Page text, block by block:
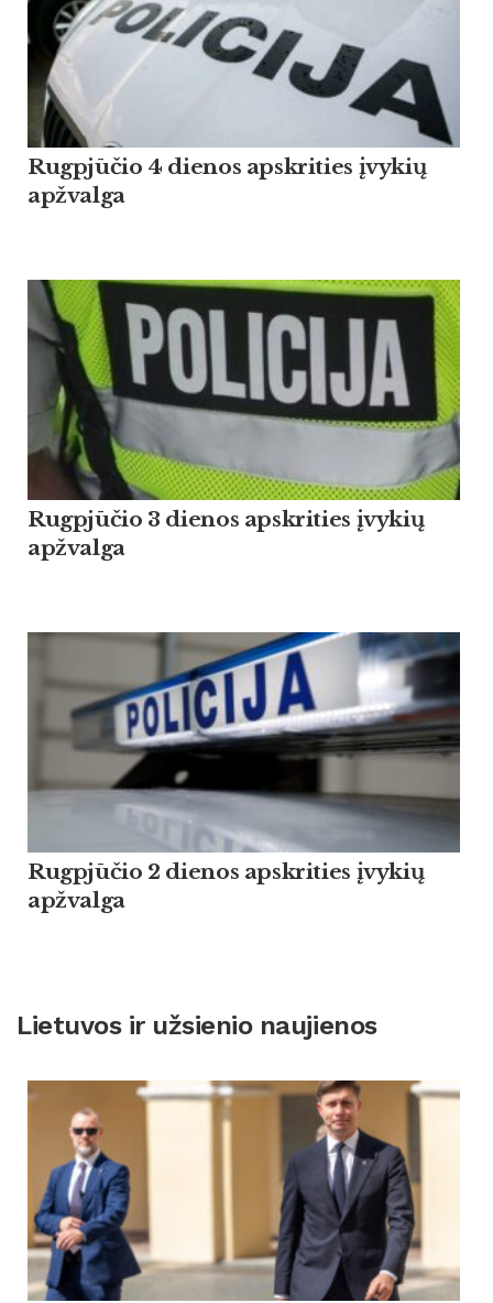
Rugpjūčio 4 dienos apskrities įvykių
apžvalga
Rugpjūčio 3 dienos apskrities įvykių
apžvalga
Rugpjūčio 2 dienos apskrities įvykių
apžvalga
Lietuvos ir užsienio naujienos